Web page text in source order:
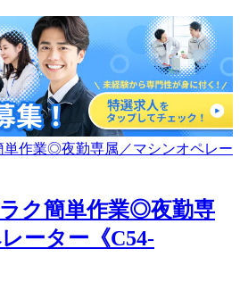
ク簡単作業◎夜勤専
ーター《C54-